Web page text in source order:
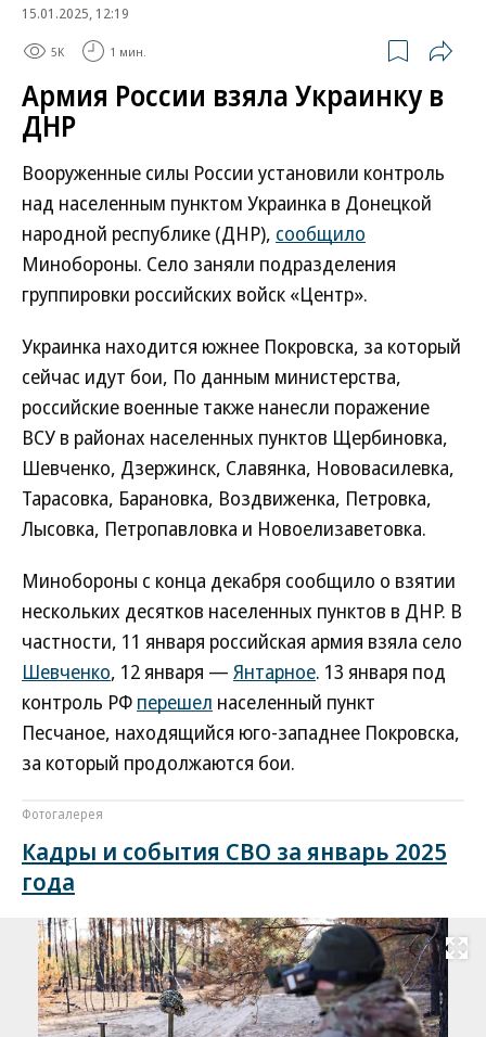
15.01.2025, 12:19
5K 1 мин.
Армия России взяла Украинку в
ДНР
Вооруженные силы России установили контроль
над населенным пунктом Украинка в Донецкой
народной республике (ДНР), сообщило
Минобороны. Село заняли подразделения
группировки российских войск «Центр».
Украинка находится южнее Покровска, за который
сейчас идут бои, По данным министерства,
российские военные также нанесли поражение
ВСУ в районах населенных пунктов Щербиновка,
Шевченко, Дзержинск, Славянка, Нововасилевка,
Тарасовка, Барановка, Воздвиженка, Петровка,
Лысовка, Петропавловка и Новоелизаветовка.
Минобороны с конца декабря сообщило о взятии
нескольких десятков населенных пунктов в ДНР. В
частности, 11 января российская армия взяла село
Шевченко, 12 января — Янтарное. 13 января под
контроль РФ перешел населенный пункт
Песчаное, находящийся юго-западнее Покровска,
за который продолжаются бои.
Фотогалерея
Кадры и события СВО за январь 2025
года
Развернуть